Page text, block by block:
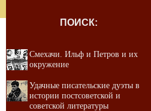
ПОИСК:
Смехачи. Ильф и Петров и их
окружение
Удачные писательские дуэты в
истории постсоветской и
советской литературы